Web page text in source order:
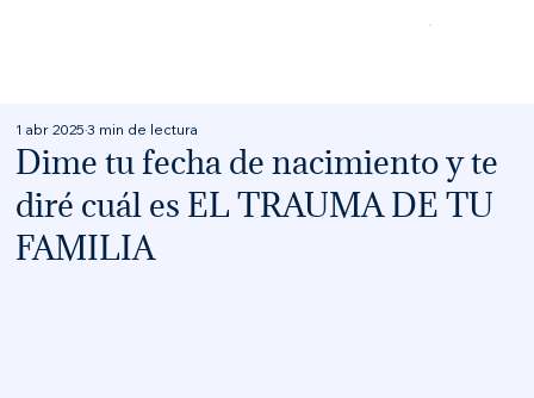
Dime tu fecha de nacimiento y te
diré cuál es EL TRAUMA DE TU
FAMILIA
1 abr 20253 min de lectura